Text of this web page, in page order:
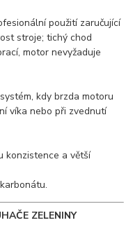
použití zaručující
stroje; tichý chod
motor nevyžaduje
kdy brzda motoru
víka nebo při zvednutí
a větší
ZELENINY